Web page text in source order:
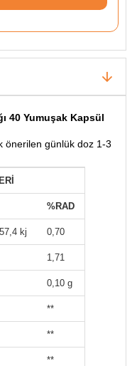
40 Yumuşak Kapsül
önerilen günlük doz 1-3
%RAD
kj 0,70
1,71
0,10 g
**
**
**